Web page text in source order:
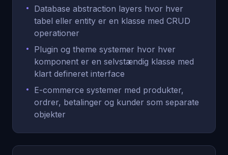
• Database abstraction layers hvor hver
tabel eller entity er en klasse med CRUD
operationer
• Plugin og theme systemer hvor hver
komponent er en selvstændig klasse med
klart defineret interface
• E-commerce systemer med produkter,
ordrer, betalinger og kunder som separate
objekter